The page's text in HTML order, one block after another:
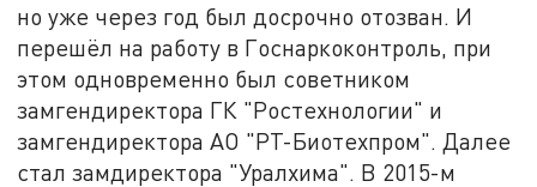
но уже через год был досрочно отозван. И
перешёл на работу в Госнаркоконтроль, при
этом одновременно был советником
замгендиректора ГК "Ростехнологии" и
замгендиректора АО "РТ-Биотехпром". Далее
стал замдиректора "Уралхима". В 2015-м